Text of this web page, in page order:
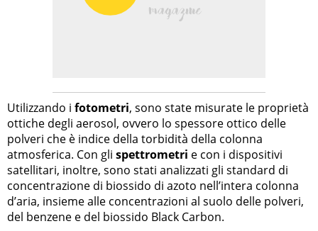
Utilizzando i fotometri, sono state misurate le proprietà
ottiche degli aerosol, ovvero lo spessore ottico delle
polveri che è indice della torbidità della colonna
atmosferica. Con gli spettrometri e con i dispositivi
satellitari, inoltre, sono stati analizzati gli standard di
concentrazione di biossido di azoto nell’intera colonna
d’aria, insieme alle concentrazioni al suolo delle polveri,
del benzene e del biossido Black Carbon.